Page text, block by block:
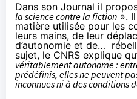
Dans son Journal il
la science contre la fiction ».
matière utilisée pour les
leurs mains, de leur
d’autonomie et de…
sujet, le CNRS explique
véritablement autonome :
prédéfinis, elles ne peuvent
inconnues ni à des conditions